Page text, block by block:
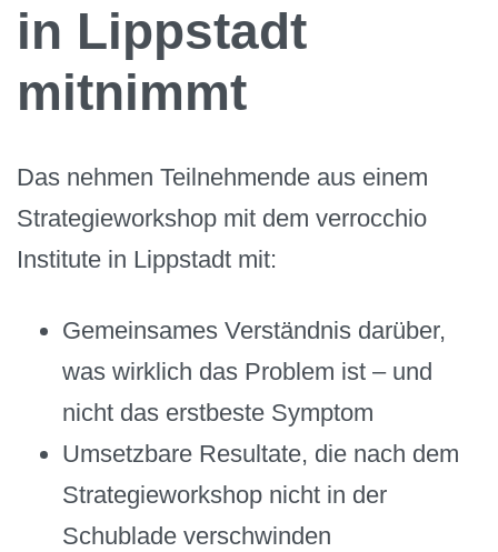
in Lippstadt
mitnimmt
Das nehmen Teilnehmende aus einem
Strategieworkshop mit dem verrocchio
Institute in Lippstadt mit:
Gemeinsames Verständnis darüber,
was wirklich das Problem ist – und
nicht das erstbeste Symptom
Umsetzbare Resultate, die nach dem
Strategieworkshop nicht in der
Schublade verschwinden